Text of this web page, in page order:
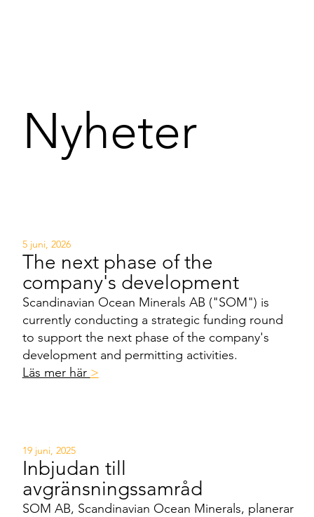
Nyheter
19 juni, 2025
Inbjudan till
avgränsningssamråd
SOM AB, Scandinavian Ocean Minerals, planerar
5 juni, 2026
The next phase of the
company's development
Scandinavian Ocean Minerals AB ("SOM") is
currently conducting a strategic funding round
to support the next phase of the company's
development and permitting activities.
Läs mer här >